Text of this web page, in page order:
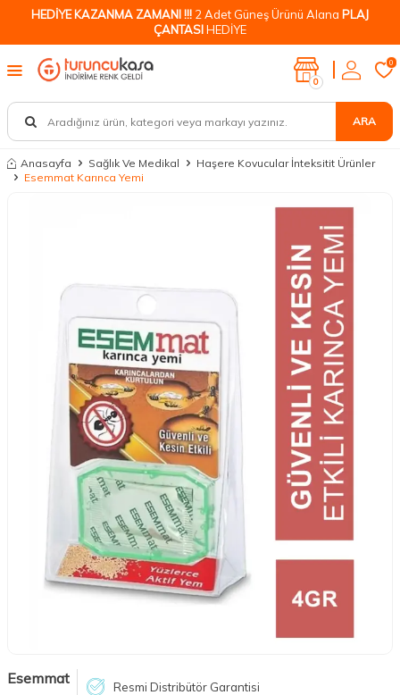
HEDİYE KAZANMA ZAMANI !!! 2 Adet Güneş Ürünü Alana PLAJ
ÇANTASIHEDİYE
ARA
0
0
Anasayfa Sağlık Ve Medikal
Haşere Kovucular İnteksitit Ürünler
Esemmat Karınca Yemi
Esemmat Resmi Distribütör Garantisi